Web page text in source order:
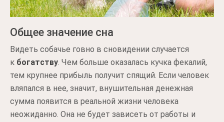
Общее значение сна
Видеть собачье говно в сновидении случается
к богатству. Чем больше оказалась кучка фекалий,
тем крупнее прибыль получит спящий. Если человек
вляпался в нее, значит, внушительная денежная
сумма появится в реальной жизни человека
неожиданно. Она не будет зависеть от работы и